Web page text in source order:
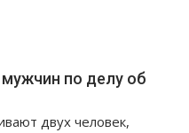
по делу об
двух человек,